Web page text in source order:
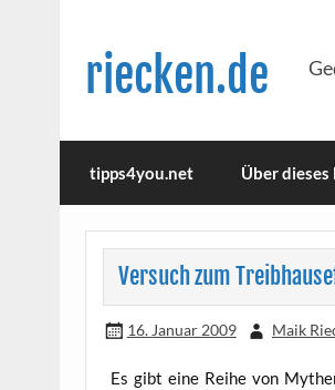
riecken.de
tipps4you.net Über dieses
Versuch zum
16. Januar 2009 Maik
Es gibt eine Rei­he von